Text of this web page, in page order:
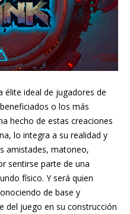
élite ideal de jugadores de
o los más
hecho de estas creaciones
lo integra a su realidad y
amistades, matoneo,
sentirse parte de una
físico. Y será quien
de base y
del juego en su construcción